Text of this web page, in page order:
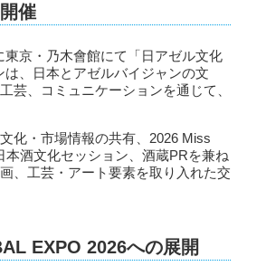
催
京・乃木會館にて「日アゼル文化
、日本とアゼルバイジャンの文
芸、コミュニケーションを通じて、
化・市場情報の共有、2026 Miss
酒文化セッション、酒蔵PRを兼ね
、工芸・アート要素を取り入れた交
EXPO 2026への展開